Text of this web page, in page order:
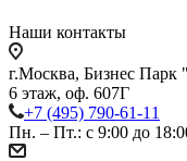
Наши контакты
г.Москва, Бизнес Парк
6 этаж, оф. 607Г
+7 (495) 790-61-11
Пн. – Пт.: с 9:00 до